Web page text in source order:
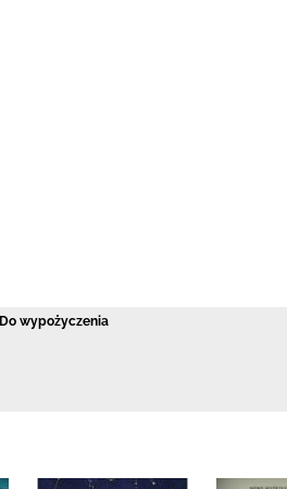
Do wypożyczenia